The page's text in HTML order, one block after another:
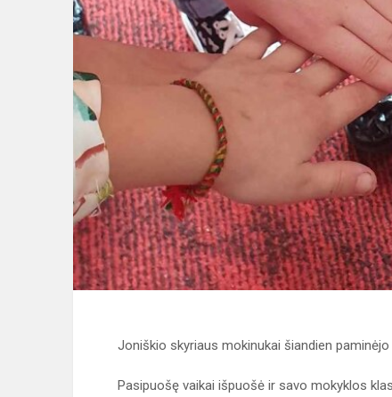
Joniškio skyriaus mokinukai šiandien
Pasipuošę vaikai išpuošė ir savo mokyklos